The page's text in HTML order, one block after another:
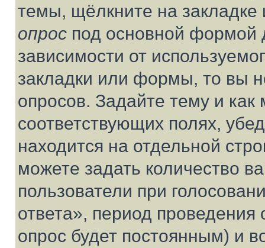
темы, щёлкните на
опрос под основной формой
зависимости от
закладки или формы, то вы
опросов. Задайте тему и
соответствующих полях,
находится на отдельной
можете задать количество
пользователи при
ответа», период проведения
опрос будет постоянным) и